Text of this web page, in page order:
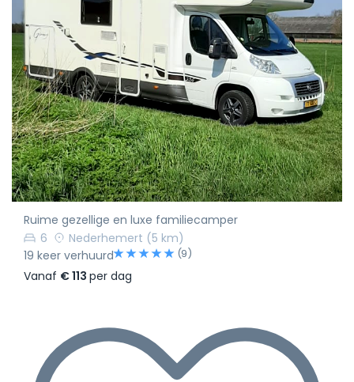
Ruime gezellige en luxe familiecamper
6
Nederhemert (5 km)
19 keer verhuurd
(9)
Vanaf € 113 per dag